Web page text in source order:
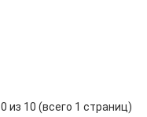
из 10 (всего 1 страниц)